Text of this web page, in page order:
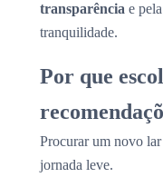
transparência e pela
tranquilidade.
Por que
Procurar um novo lar
jornada leve.